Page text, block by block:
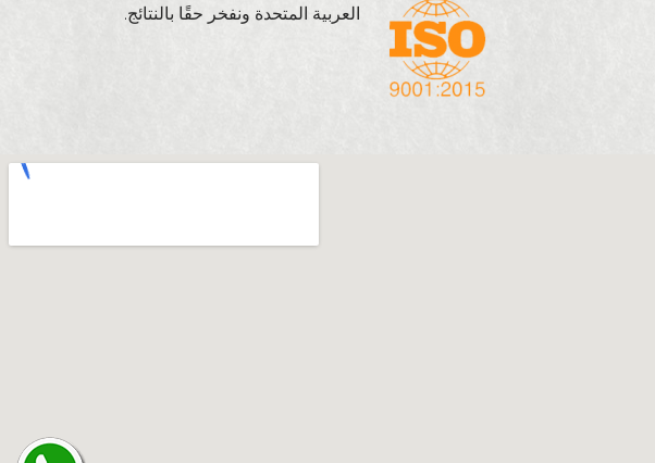
العربية المتحدة ونفخر حقًا بالنتائج.